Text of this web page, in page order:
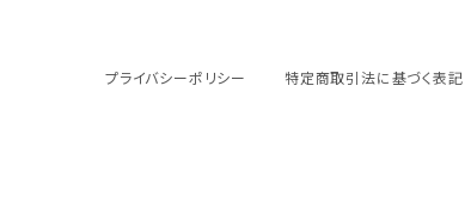
プライバシーポリシー 特定商取引法に基づく表記